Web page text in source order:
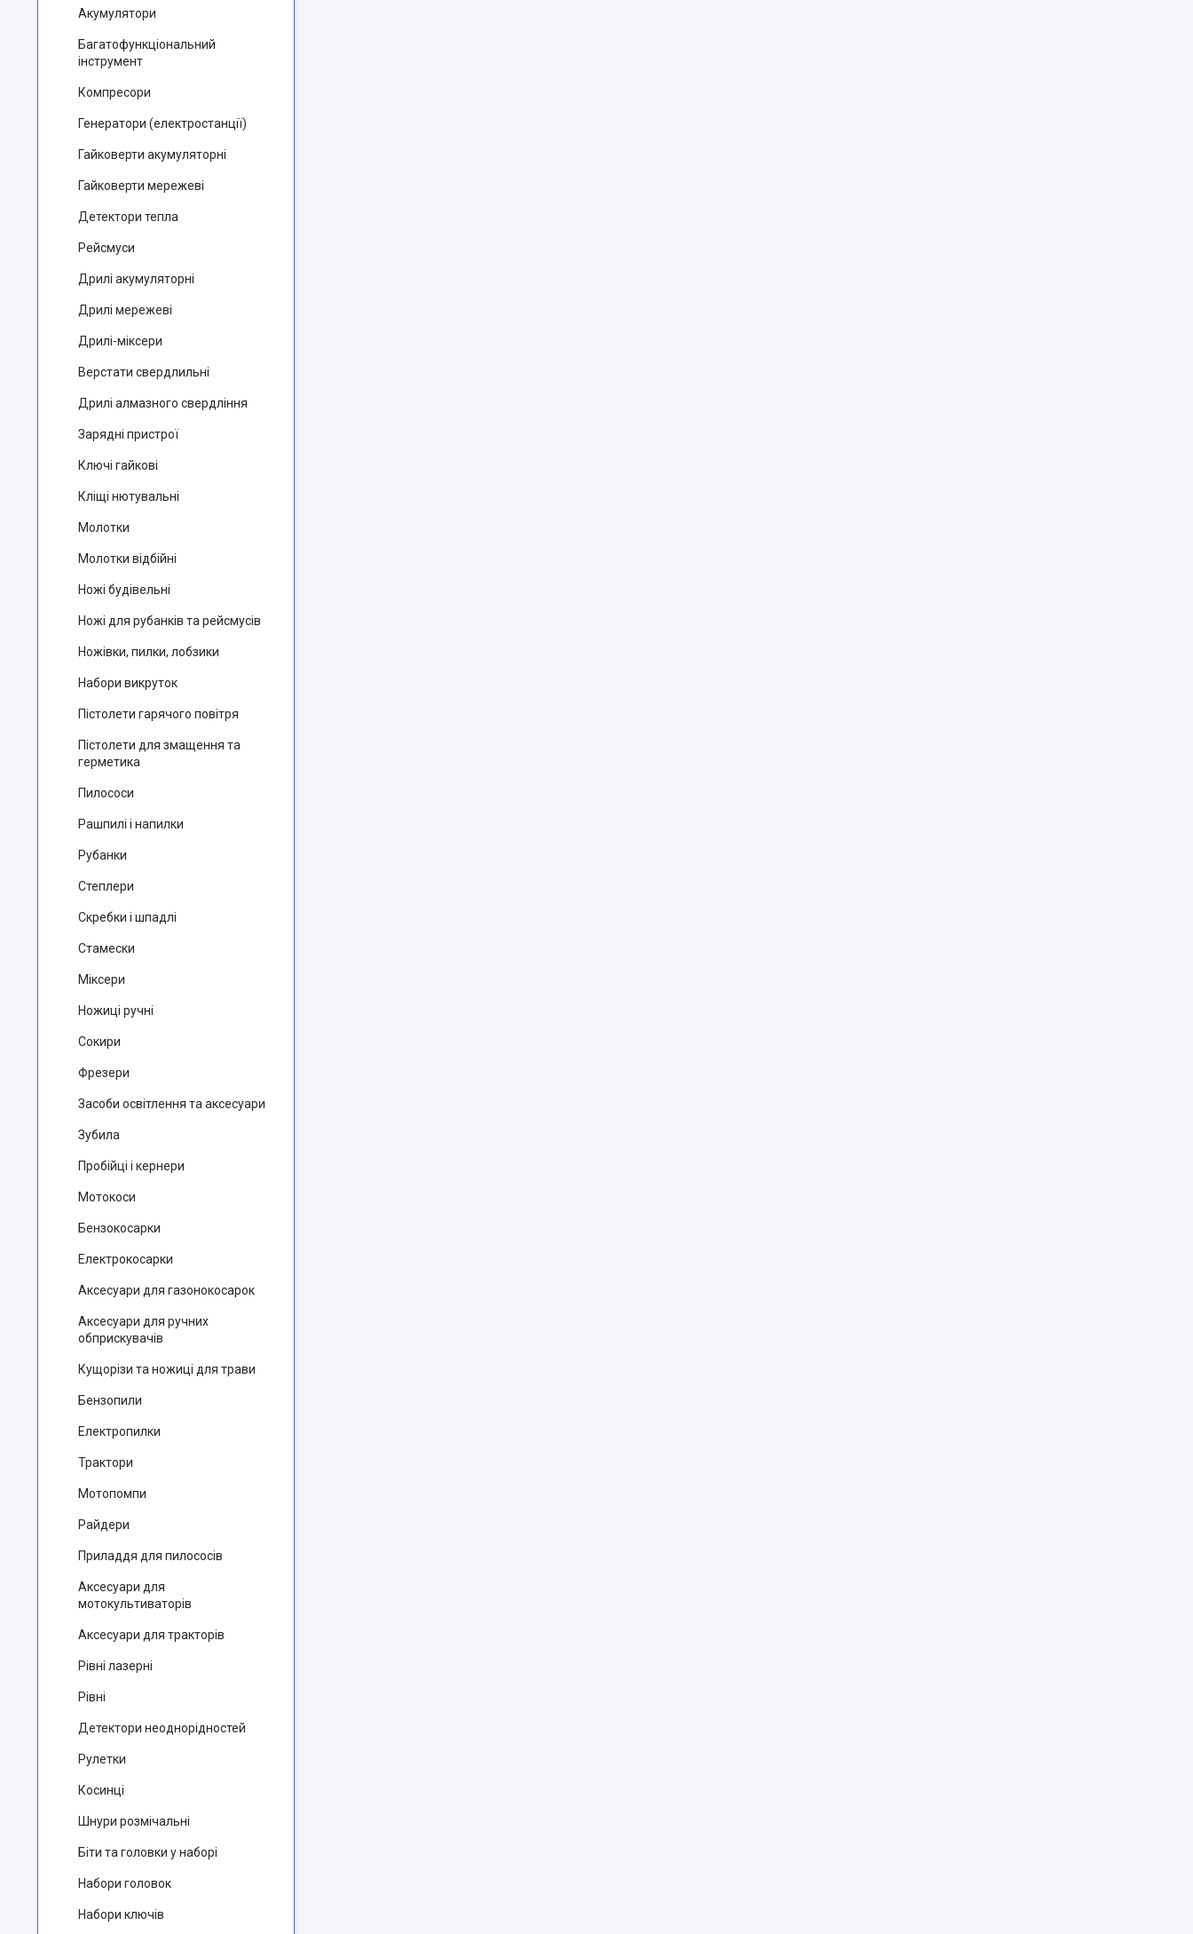
Акумулятори
Багатофункціональний
інструмент
Компресори
Генератори (електростанції)
Гайковерти акумуляторні
Гайковерти мережеві
Детектори тепла
Рейсмуси
Дрилі акумуляторні
Дрилі мережеві
Дрилі-міксери
Верстати свердлильні
Дрилі алмазного свердління
Зарядні пристрої
Ключі гайкові
Кліщі нютувальні
Молотки
Молотки відбійні
Ножі будівельні
Ножі для рубанків та рейсмусів
Ножівки, пилки, лобзики
Набори викруток
Пістолети гарячого повітря
Пістолети для змащення та
герметика
Пилососи
Рашпилі і напилки
Рубанки
Степлери
Скребки і шпадлі
Стамески
Міксери
Ножиці ручні
Сокири
Фрезери
Засоби освітлення та аксесуари
Зубила
Пробійці і кернери
Мотокоси
Бензокосарки
Електрокосарки
Аксесуари для газонокосарок
Аксесуари для ручних
обприскувачів
Кущорізи та ножиці для трави
Бензопили
Електропилки
Трактори
Мотопомпи
Райдери
Приладдя для пилососів
Аксесуари для
мотокультиваторів
Аксесуари для тракторів
Рівні лазерні
Рівні
Детектори неоднорідностей
Рулетки
Косинці
Шнури розмічальні
Біти та головки у наборі
Набори головок
Набори ключів